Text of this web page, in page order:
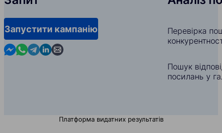
Запустити кампанію
Contact us in Messenger
Contact us in WhatsApp
Contact us in Telegram
Contact us in Linkedin
Contact us by email
Перевірка
Пошук
посилань у
Платформа видатних результатів